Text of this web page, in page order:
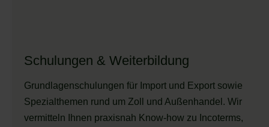
Schulungen & Weiterbildung
Grundlagenschulungen für Import und Export sowie
Spezialthemen rund um Zoll und Außenhandel. Wir
vermitteln Ihnen praxisnah Know-how zu Incoterms,